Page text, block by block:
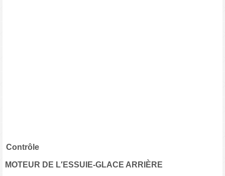
Contrôle
MOTEUR DE L′ESSUIE-GLACE ARRIÈRE